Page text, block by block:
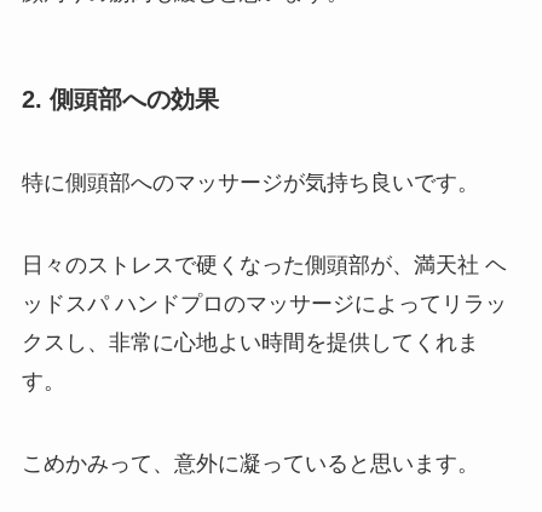
2. 側頭部への効果
特に側頭部へのマッサージが気持ち良いです。
日々のストレスで硬くなった側頭部が、満天社 ヘ
ッドスパ ハンドプロのマッサージによってリラッ
クスし、非常に心地よい時間を提供してくれま
す。
こめかみって、意外に凝っていると思います。